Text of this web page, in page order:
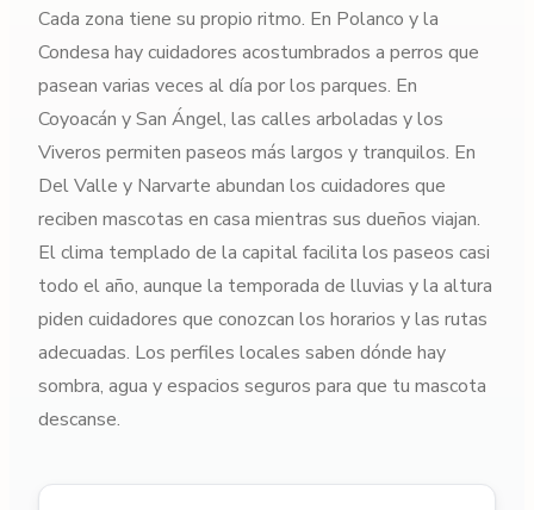
Cada zona tiene su propio ritmo. En Polanco y la
Condesa hay cuidadores acostumbrados a perros que
pasean varias veces al día por los parques. En
Coyoacán y San Ángel, las calles arboladas y los
Viveros permiten paseos más largos y tranquilos. En
Del Valle y Narvarte abundan los cuidadores que
reciben mascotas en casa mientras sus dueños viajan.
El clima templado de la capital facilita los paseos casi
todo el año, aunque la temporada de lluvias y la altura
piden cuidadores que conozcan los horarios y las rutas
adecuadas. Los perfiles locales saben dónde hay
sombra, agua y espacios seguros para que tu mascota
descanse.